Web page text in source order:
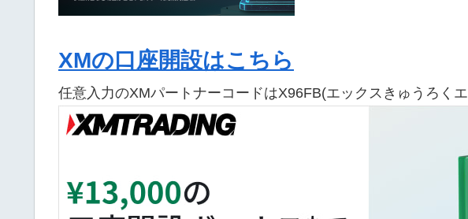
XMの口座開設はこちら
任意入力のXMパートナーコードはX96FB(エックスきゅうろくエ